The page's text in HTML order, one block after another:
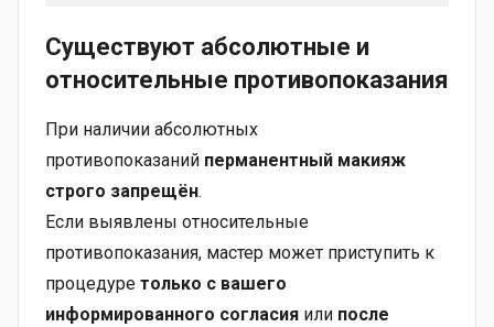
Существуют абсолютные и
относительные противопоказания
При наличии абсолютных
противопоказаний перманентный макияж
строго запрещён.
Если выявлены относительные
противопоказания, мастер может приступить к
процедуре только с вашего
информированного согласия или после